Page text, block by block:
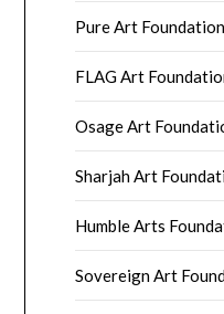
Pure Art Foundation
FLAG Art
Osage Art
Sharjah Art
Humble Arts
Sovereign Art